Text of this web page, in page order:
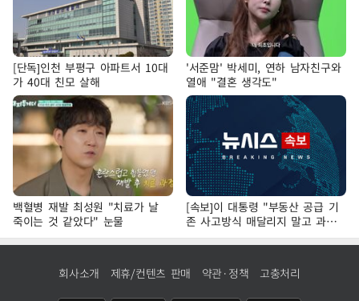
[단독]인천 부평구 아파트서 10대
가 40대 친모 살해
'서준맘' 박세미, 연하 남자친구와
열애 "결혼 생각도"
백혈병 재발 최성원 "치료가 날
죽이는 것 같았다" 눈물
[속보]이 대통령 "부동산 공급 기
존 사고방식 매달리지 말고 과감
히 실천"
회사소개 제휴/컨텐츠 판매 약관·정책 고충처리